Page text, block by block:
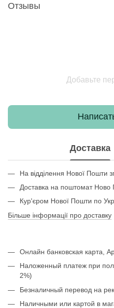
Отзывы
Добавьте
Доставка
На відділення Нової Пошти
Доставка на поштомат Ново
Кур'єром Нової Пошти по
Більше інформації про доставку
Онлайн банковская карта,
Наложенный платеж при
2%)
Безналичный перевод на
Наличными или картой в